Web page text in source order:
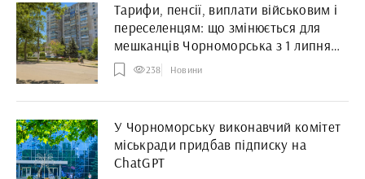
Тарифи, пенсії, виплати військовим і
переселенцям: що змінюється для
мешканців Чорноморська з 1 липня
2026 року
238 Новини
У Чорноморську виконавчий комітет
міськради придбав підписку на
ChatGPT